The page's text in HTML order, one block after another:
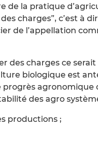
de la pratique
charges”, c’est à
de l’appellation
des charges ce
biologique est
agronomique
des agro
productions ;